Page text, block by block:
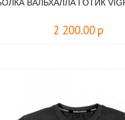
ВАЛЬХАЛЛА ГОТИК
2 200.00 р